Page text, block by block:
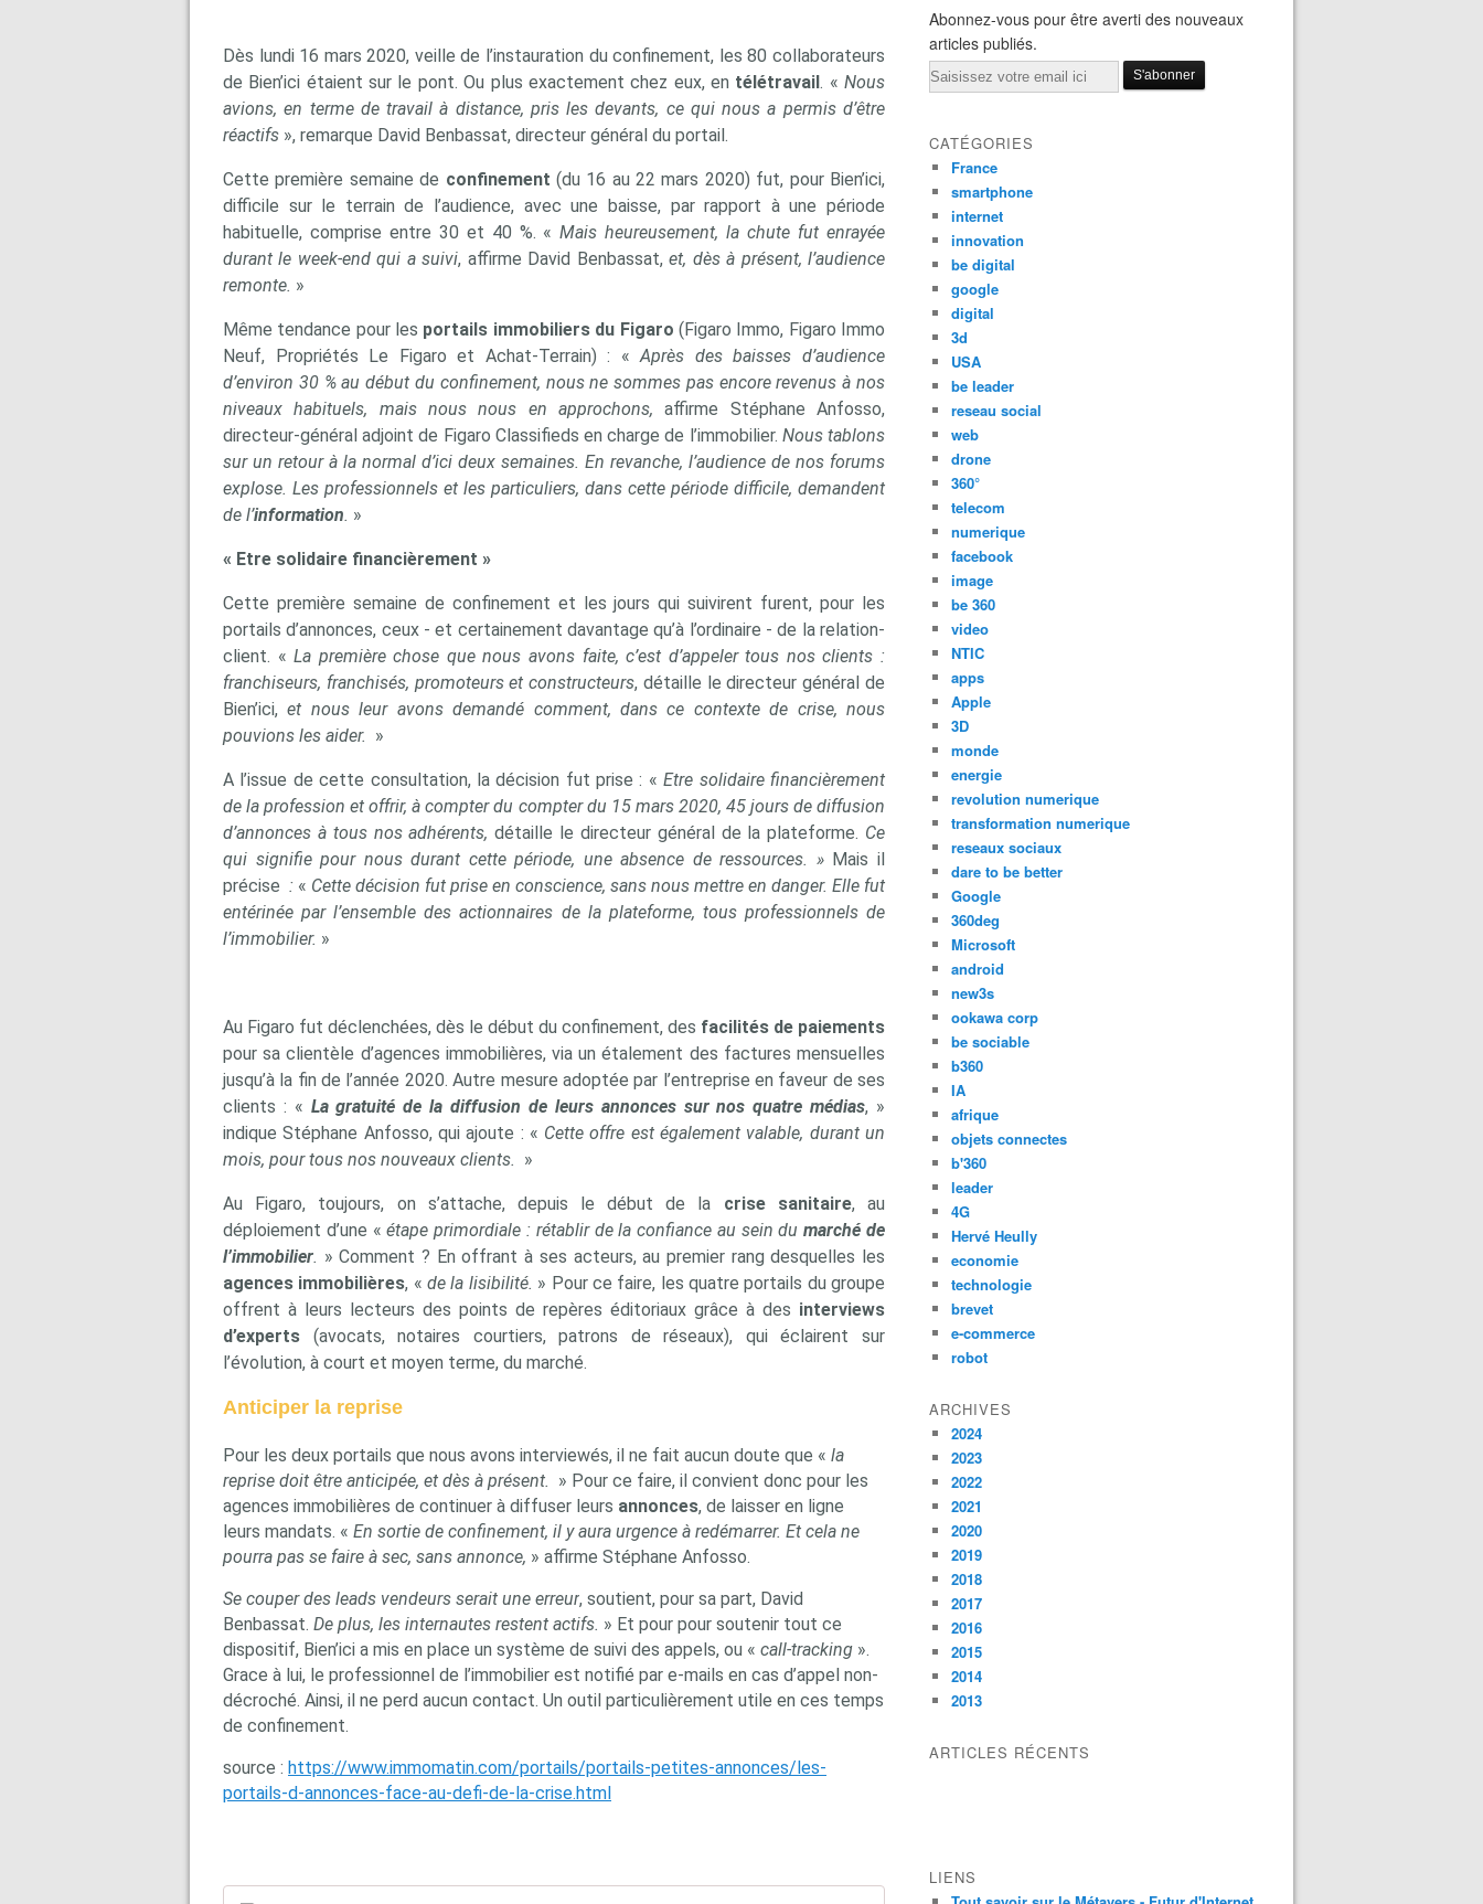
Dès lundi 16 mars 2020, veille de l’instauration du confinement, les 80 collaborateurs
de Bien’ici étaient sur le pont. Ou plus exactement chez eux, en télétravail. «Nous
avions, en terme de travail à distance, pris les devants, ce qui nous a permis d’être
réactifs », remarque David Benbassat, directeur général du portail.
Cette première semaine de confinement (du 16 au 22 mars 2020) fut, pour Bien’ici,
difficile sur le terrain de l’audience, avec une baisse, par rapport à une période
habituelle, comprise entre 30 et 40 %. «Mais heureusement, la chute fut enrayée
durant le week-end qui a suivi, affirme David Benbassat, et, dès à présent, l’audience
remonte. »
Même tendance pour les portails immobiliers du Figaro (Figaro Immo, Figaro Immo
Neuf, Propriétés Le Figaro et Achat-Terrain) : «Après des baisses d’audience
d’environ 30 % au début du confinement, nous ne sommes pas encore revenus à nos
niveaux habituels, mais nous nous en approchons, affirme Stéphane Anfosso,
directeur-général adjoint de Figaro Classifieds en charge de l’immobilier. Nous tablons
sur un retour à la normal d’ici deux semaines. En revanche, l’audience de nos forums
explose. Les professionnels et les particuliers, dans cette période difficile, demandent
de l’information. »
« Etre solidaire financièrement »
Cette première semaine de confinement et les jours qui suivirent furent, pour les
portails d’annonces, ceux - et certainement davantage qu’à l’ordinaire - de la relation-
client. «La première chose que nous avons faite, c’est d’appeler tous nos clients :
franchiseurs, franchisés, promoteurs et constructeurs, détaille le directeur général de
Bien’ici, et nous leur avons demandé comment, dans ce contexte de crise, nous
pouvions les aider. »
A l’issue de cette consultation, la décision fut prise : «Etre solidaire financièrement
de la profession et offrir, à compter du compter du 15 mars 2020, 45 jours de diffusion
d’annonces à tous nos adhérents, détaille le directeur général de la plateforme. Ce
qui signifie pour nous durant cette période, une absence de ressources. »Mais il
précise : « Cette décision fut prise en conscience, sans nous mettre en danger. Elle fut
entérinée par l’ensemble des actionnaires de la plateforme, tous professionnels de
l’immobilier. »
Au Figaro fut déclenchées, dès le début du confinement, des facilités de paiements
pour sa clientèle d’agences immobilières, via un étalement des factures mensuelles
jusqu’à la fin de l’année 2020. Autre mesure adoptée par l’entreprise en faveur de ses
clients : « La gratuité de la diffusion de leurs annonces sur nos quatre médias, »
indique Stéphane Anfosso, qui ajoute : « Cette offre est également valable, durant un
mois, pour tous nos nouveaux clients. »
Au Figaro, toujours, on s’attache, depuis le début de la crise sanitaire, au
déploiement d’une «étape primordiale : rétablir de la confiance au sein du marché de
l’immobilier. » Comment ? En offrant à ses acteurs, au premier rang desquelles les
agences immobilières, «de la lisibilité. » Pour ce faire, les quatre portails du groupe
offrent à leurs lecteurs des points de repères éditoriaux grâce à des interviews
d’experts (avocats, notaires courtiers, patrons de réseaux), qui éclairent sur
l’évolution, à court et moyen terme, du marché.
Anticiper la reprise
Pour les deux portails que nous avons interviewés, il ne fait aucun doute que « la
reprise doit être anticipée, et dès à présent. » Pour ce faire, il convient donc pour les
agences immobilières de continuer à diffuser leurs annonces, de laisser en ligne
leurs mandats. « En sortie de confinement, il y aura urgence à redémarrer. Et cela ne
pourra pas se faire à sec, sans annonce, » affirme Stéphane Anfosso.
Se couper des leads vendeurs serait une erreur, soutient, pour sa part, David
Benbassat. De plus, les internautes restent actifs. » Et pour pour soutenir tout ce
dispositif, Bien’ici a mis en place un système de suivi des appels, ou « call-tracking ».
Grace à lui, le professionnel de l’immobilier est notifié par e-mails en cas d’appel non-
décroché. Ainsi, il ne perd aucun contact. Un outil particulièrement utile en ces temps
de confinement.
source : https://www.immomatin.com/portails/portails-petites-annonces/les-
portails-d-annonces-face-au-defi-de-la-crise.html
Abonnez-vous pour être averti des nouveaux
articles publiés.
Email
CATÉGORIES
France
smartphone
internet
innovation
be digital
google
digital
3d
USA
be leader
reseau social
web
drone
360°
telecom
numerique
facebook
image
be 360
video
NTIC
apps
Apple
3D
monde
energie
revolution numerique
transformation numerique
reseaux sociaux
dare to be better
Google
360deg
Microsoft
android
new3s
ookawa corp
be sociable
b360
IA
afrique
objets connectes
b'360
leader
4G
Hervé Heully
economie
technologie
brevet
e-commerce
robot
ARCHIVES
2024
2023
2022
2021
2020
2019
2018
2017
2016
2015
2014
2013
ARTICLES RÉCENTS
LIENS